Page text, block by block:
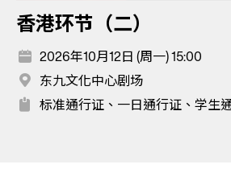
香港环节（二）
2026年10月12日 (周一) 15:00
东九文化中心剧场
标准通行证、一日通行证、学生